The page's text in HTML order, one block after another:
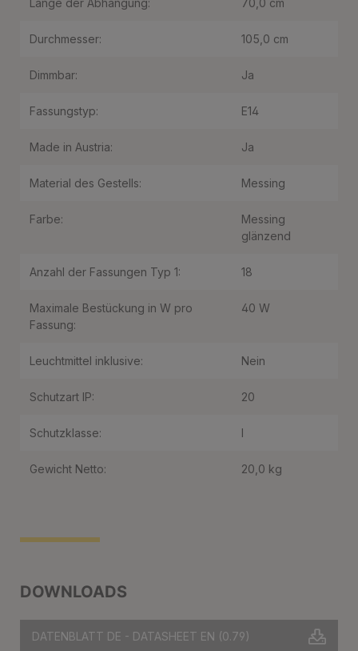
DOWNLOADS
DATENBLATT DE - DATASHEET EN (0.79)
Länge der Abhängung: 70,0 cm
Durchmesser: 105,0 cm
Dimmbar: Ja
Fassungstyp: E14
Made in Austria: Ja
Material des Gestells: Messing
Farbe:
Messing
glänzend
Anzahl der Fassungen Typ 1: 18
Maximale Bestückung in W pro
Fassung:
40 W
Leuchtmittel inklusive: Nein
Schutzart IP: 20
Schutzklasse: I
Gewicht Netto: 20,0 kg